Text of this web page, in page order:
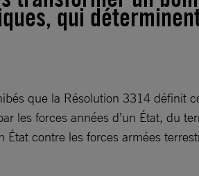
qui
que la Résolution 3314 définit
les forces années d’un État, du
contre les forces armées